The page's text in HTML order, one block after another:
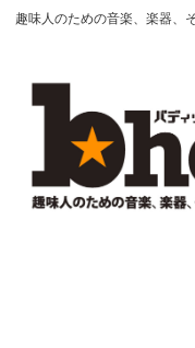
趣味人のための音楽、楽器、